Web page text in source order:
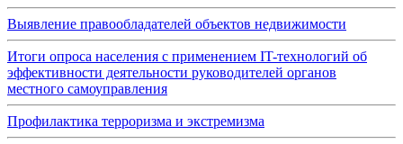
Выявление правообладателей объектов недвижимости
Итоги опроса населения с применением IT-технологий об
эффективности деятельности руководителей органов
местного самоуправления
Профилактика терроризма и экстремизма